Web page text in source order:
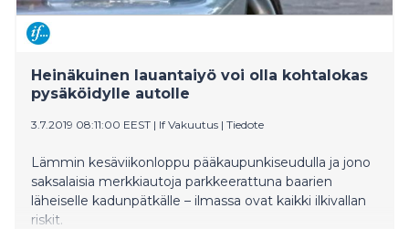
Heinäkuinen lauantaiyö voi olla kohtalokas
pysäköidylle autolle
3.7.2019 08:11:00 EEST | If Vakuutus | Tiedote
Lämmin kesäviikonloppu pääkaupunkiseudulla ja jono
saksalaisia merkkiautoja parkkeerattuna baarien
läheiselle kadunpätkälle – ilmassa ovat kaikki ilkivallan
riskit.